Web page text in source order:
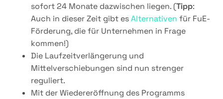
sofort 24 Monate dazwischen liegen. (Tipp:
Auch in dieser Zeit gibt esAlternativen für FuE-
Förderung, die für Unternehmen in Frage
kommen!)
Die Laufzeitverlängerung und
Mittelverschiebungen sind nun strenger
reguliert.
Mit der Wiedereröffnung des Programms